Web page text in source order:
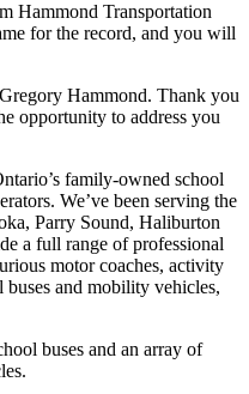
Hammond Transportation
for the record, and you will
Hammond. Thank you
opportunity to address you
family-owned school
We’ve been serving the
Parry Sound, Haliburton
a full range of professional
motor coaches, activity
buses and mobility vehicles,
buses and an array of